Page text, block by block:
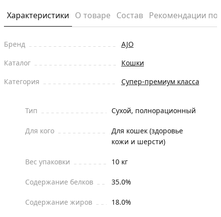
Характеристики О товаре Состав Рекомендации
Бренд
AJO
Каталог
Кошки
Категория
Супер-премиум класса
Тип Сухой, полнорационный
Для кого
Для кошек (здоровье
кожи и шерсти)
Вес упаковки 10 кг
Содержание белков 35.0%
Содержание жиров 18.0%